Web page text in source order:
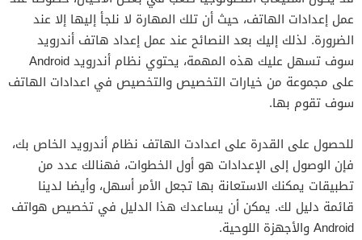
شريط الإشعارات
آب دروار (App Drawer)
إعدادات خصوصية نظام أندرويد
الوضع الليلي Hidden Nougat Night Mode Setting
عمل إعدادات الهاتف، حيث أن تلك المهارة لا نلجأ إليها إلا عند
الضرورة. لذلك إليك بعد النصائح عند عمل إعداد هاتف أندرويد
سوف تسهل عليك هذه المهمة، يحتوي نظام أندرويد Android
على مجموعة من خيارات التخصيص والتخصيص في اعدادات الهاتف
سوف تقوم بها.
للحصول على القدرة على اعدادت الهاتف نظام أندرويد الخاص بك،
فإن الوصول إلى الإعدادات هو أول الخطوات، فهنالك عدد من
تطبيقات يمكنك الاستعانة بها تجعل الأمر أسهل، وأيضا لدينا
قائمة دليل لك. يمكن أن يساعدك هذا الدليل في تخصيص هواتف
Android والأجهزة اللوحية.